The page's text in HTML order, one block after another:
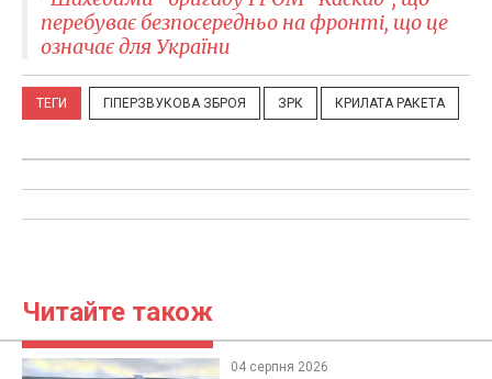
перебуває безпосередньо на фронті, що це
означає для України
ТЕГИ ГІПЕРЗВУКОВА ЗБРОЯ ЗРК КРИЛАТА РАКЕТА
Читайте також
04 серпня 2026